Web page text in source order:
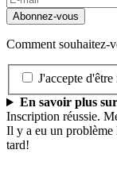
Comment souhaitez-
J'accepte
En savoir plus
Inscription réussie.
Il y a eu un problème
tard!